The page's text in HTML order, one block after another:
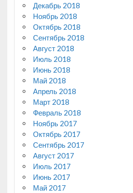
Декабрь 2018
Ноябрь 2018
Октябрь 2018
Сентябрь 2018
Август 2018
Июль 2018
Июнь 2018
Май 2018
Апрель 2018
Март 2018
Февраль 2018
Ноябрь 2017
Октябрь 2017
Сентябрь 2017
Август 2017
Июль 2017
Июнь 2017
Май 2017